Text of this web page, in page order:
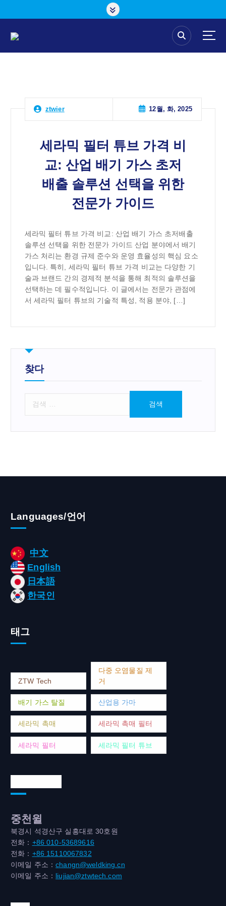
ztwier 12월, 화, 2025
세라믹 필터 튜브 가격 비
교: 산업 배기 가스 초저
배출 솔루션 선택을 위한
전문가 가이드
세라믹 필터 튜브 가격 비교: 산업 배기 가스 초저배출
솔루션 선택을 위한 전문가 가이드 산업 분야에서 배기
가스 처리는 환경 규제 준수와 운영 효율성의 핵심 요소
입니다. 특히, 세라믹 필터 튜브 가격 비교는 다양한 기
술과 브랜드 간의 경제적 분석을 통해 최적의 솔루션을
선택하는 데 필수적입니다. 이 글에서는 전문가 관점에
서 세라믹 필터 튜브의 기술적 특성, 적용 분야, […]
찾다
Languages/언어
中文
English
日本語
한국인
태그
ZTW Tech
다중 오염물질 제
거
배기 가스 탈질 산업용 가마
세라믹 촉매 세라믹 촉매 필터
세라믹 필터 세라믹 필터 튜브
중천윌
북경시 석경산구 실흥대로 30호원
전화： +86 010-53689616
전화： +86 15110067832
이메일 주소：changn@weldking.cn
이메일 주소： liujian@ztwtech.com